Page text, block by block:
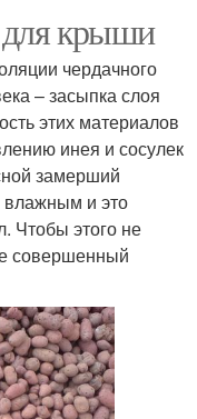
для крыши
чердачного
– засыпка слоя
этих материалов
инея и сосулек
замерший
влажным и это
Чтобы этого не
совершенный